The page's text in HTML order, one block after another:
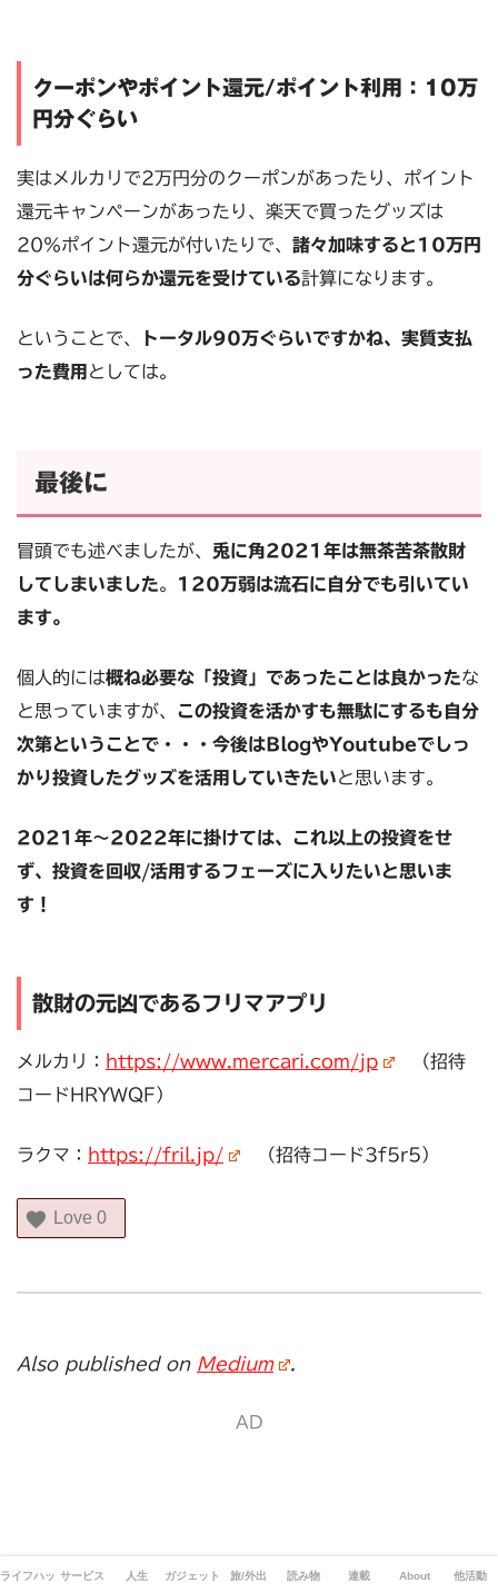
クーポンやポイント還元/ポイント利用：10万
円分ぐらい
実はメルカリで2万円分のクーポンがあったり、ポイント
還元キャンペーンがあったり、楽天で買ったグッズは
20％ポイント還元が付いたりで、 諸々加味すると10万円
分ぐらいは何らか還元を受けている計算になります。
ということで、
トータル90万ぐらいですかね、実質支払
った費用 としては。
最後に
冒頭でも述べましたが、 兎に角2021年は無茶苦茶散財
してしまいました。
120万弱は流石に自分でも引いてい
ます。
個人的には概ね必要な「投資」であったことは良かったな
と思っていますが、 この投資を活かすも無駄にするも自分
次第ということで・・・今後はBlogやYoutubeでしっ
かり投資したグッズを活用していきたいと思います。
2021年〜2022年に掛けては、これ以上の投資をせ
ず、投資を回収/活用するフェーズに入りたいと思いま
す！
散財の元凶であるフリマアプリ
メルカリ： https://www.mercari.com/jp
（招待
コードHRYWQF）
ラクマ： https://fril.jp/ （招待コード3f5r5）
Love 0
Also published on Medium .
AD
ライフハックサービス 人生 ガジェット 旅/外出 読み物 連載 About 他活動